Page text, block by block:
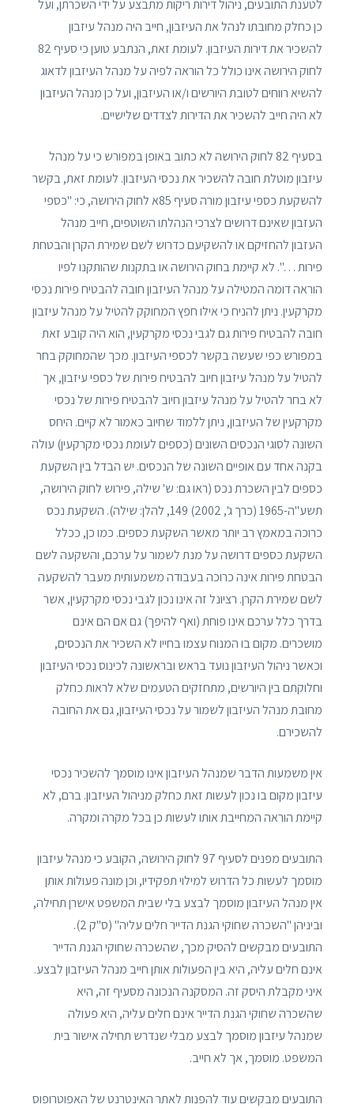
לטענת התובעים, ניהול דירות ריקות מתבצע על ידי השכרתן, ועל
כן כחלק מחובתו לנהל את העיזבון, חייב היה מנהל עיזבון
להשכיר את דירות העיזבון. לעומת זאת, הנתבע טוען כי סעיף 82
לחוק הירושה אינו כולל כל הוראה לפיה על מנהל העיזבון לדאוג
להשיא רווחים לטובת היורשים ו/או העיזבון, ועל כן מנהל העיזבון
לא היה חייב להשכיר את הדירות לצדדים שלישיים.
בסעיף 82 לחוק הירושה לא כתוב באופן במפורש כי על מנהל
עיזבון מוטלת חובה להשכיר את נכסי העיזבון. לעומת זאת, בקשר
להשקעת כספי עיזבון מורה סעיף 85א לחוק הירושה, כי: "כספי
העזבון שאינם דרושים לצרכי הנהלתו השוטפים, חייב מנהל
העזבון להחזיקם או להשקיעם כדרוש לשם שמירת הקרן והבטחת
פירות …". לא קיימת בחוק הירושה או בתקנות שהותקנו לפיו
הוראה דומה המטילה על מנהל העיזבון חובה להבטיח פירות נכסי
מקרקעין. ניתן להניח כי אילו חפץ המחוקק להטיל על מנהל עיזבון
חובה להבטיח פירות גם לגבי נכסי מקרקעין, הוא היה קובע זאת
במפורש כפי שעשה בקשר לכספי העיזבון. מכך שהמחוקק בחר
להטיל על מנהל עיזבון חיוב להבטיח פירות של כספי עיזבון, אך
לא בחר להטיל על מנהל עיזבון חיוב להבטיח פירות של נכסי
מקרקעין של העיזבון, ניתן ללמוד שחיוב כאמור לא קיים. היחס
השונה לסוגי הנכסים השונים (כספים לעומת נכסי מקרקעין) עולה
בקנה אחד עם אופיים השונה של הנכסים. יש הבדל בין השקעת
כספים לבין השכרת נכס (ראו גם: ש' שילה, פירוש לחוק הירושה,
תשע"ה-1965 (כרך ג', 2002) 149, להלן: שילה). השקעת נכס
כרוכה במאמץ רב יותר מאשר השקעת כספים. כמו כן, ככלל
השקעת כספים דרושה על מנת לשמור על ערכם, והשקעה לשם
הבטחת פירות אינה כרוכה בעבודה משמעותית מעבר להשקעה
לשם שמירת הקרן. רציונל זה אינו נכון לגבי נכסי מקרקעין, אשר
בדרך כלל ערכם אינו פוחת (ואף להיפך) גם אם הם אינם
מושכרים. מקום בו המנוח עצמו בחייו לא השכיר את הנכסים,
וכאשר ניהול העיזבון נועד בראש ובראשונה לכינוס נכסי העיזבון
וחלוקתם בין היורשים, מתחזקים הטעמים שלא לראות כחלק
מחובת מנהל העיזבון לשמור על נכסי העיזבון, גם את החובה
להשכירם.
אין משמעות הדבר שמנהל העיזבון אינו מוסמך להשכיר נכסי
עיזבון מקום בו נכון לעשות זאת כחלק מניהול העיזבון. ברם, לא
קיימת הוראה המחייבת אותו לעשות כן בכל מקרה ומקרה.
התובעים מפנים לסעיף 97 לחוק הירושה, הקובע כי מנהל עיזבון
מוסמך לעשות כל הדרוש למילוי תפקידיו, וכן מונה פעולות אותן
אין מנהל העיזבון מוסמך לבצע בלי שבית המשפט אישרן תחילה,
וביניהן "השכרה שחוקי הגנת הדייר חלים עליה" (ס"ק 2).
התובעים מבקשים להסיק מכך, שהשכרה שחוקי הגנת הדייר
אינם חלים עליה, היא בין הפעולות אותן חייב מנהל העיזבון לבצע.
איני מקבלת היסק זה. המסקנה הנכונה מסעיף זה, היא
שהשכרה שחוקי הגנת הדייר אינם חלים עליה, היא פעולה
שמנהל עיזבון מוסמך לבצע מבלי שנדרש תחילה אישור בית
המשפט. מוסמך, אך לא חייב.
התובעים מבקשים עוד להפנות לאתר האינטרנט של האפוטרופוס